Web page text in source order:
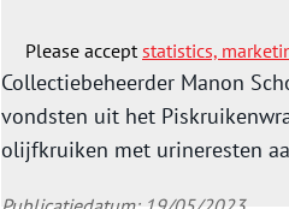
Please acceptstatistics,
Collectiebeheerder Manon
vondsten uit het
olijfkruiken met urineresten